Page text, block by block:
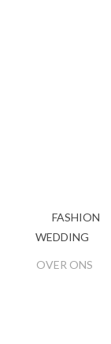
FASHION
WEDDING
OVER ONS